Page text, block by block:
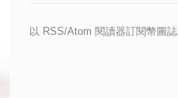
以 RSS/Atom 閱讀器訂閱幣圖誌